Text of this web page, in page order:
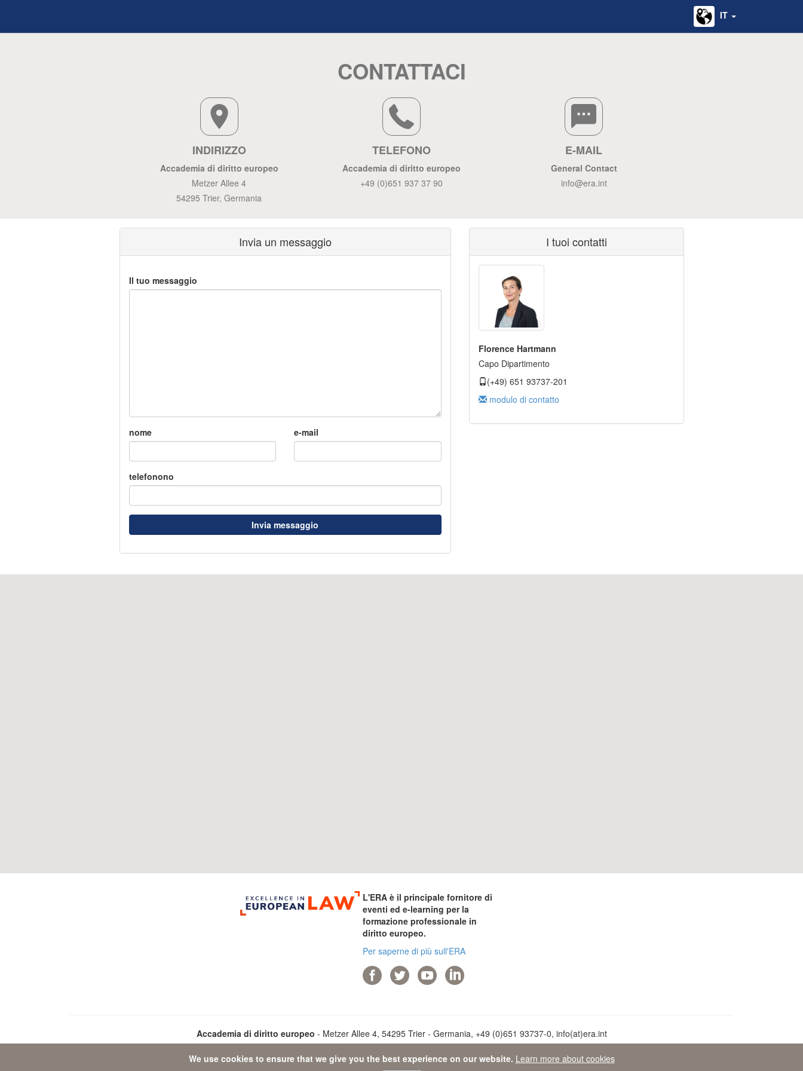
IT
CONTATTACI
INDIRIZZO
Accademia di diritto europeo
Metzer Allee 4
54295 Trier, Germania
TELEFONO
Accademia di diritto europeo
+49 (0)651 937 37 90
E-MAIL
General Contact
info@era.int
Invia un messaggio
Il tuo messaggio
nome e-mail
telefonono
Invia messaggio
I tuoi contatti
Florence Hartmann
Capo Dipartimento
(+49) 651 93737-201
modulo di contatto
We use cookies to ensure that we give you the best experience on our website. Learn more about cookies
L'ERA è il principale fornitore di
eventi ed e-learning per la
formazione professionale in
diritto europeo.
Per saperne di più sull'ERA
Accademia di diritto europeo - Metzer Allee 4, 54295 Trier - Germania, +49 (0)651 93737-0, info(at)era.int